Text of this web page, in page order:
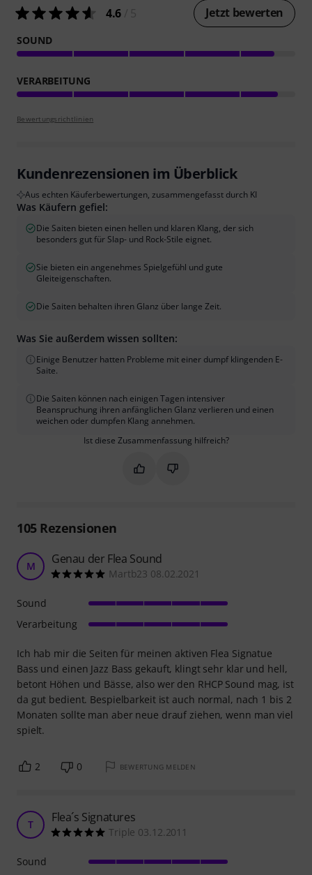
4.6 Jetzt bewerten
SOUND
VERARBEITUNG
Bewertungsrichtlinien
Kundenrezensionen im Überblick
Aus echten Käuferbewertungen, zusammengefasst durch KI
Was Käufern gefiel:
Die Saiten bieten einen hellen und klaren Klang, der sich
besonders gut für Slap- und Rock-Stile eignet.
Sie bieten ein angenehmes Spielgefühl und gute
Gleiteigenschaften.
Die Saiten behalten ihren Glanz über lange Zeit.
Was Sie außerdem wissen sollten:
Einige Benutzer hatten Probleme mit einer dumpf klingenden E-
Saite.
Die Saiten können nach einigen Tagen intensiver
Beanspruchung ihren anfänglichen Glanz verlieren und einen
weichen oder dumpfen Klang annehmen.
Ist diese Zusammenfassung hilfreich?
Markieren Sie diese
Markieren Sie diese
105Rezensionen
M Genau der Flea Sound
Martb23 08.02.2021
Ich hab mir die Seiten für meinen aktiven Flea Signatue
Bass und einen Jazz Bass gekauft, klingt sehr klar und hell,
betont Höhen und Bässe, also wer den RHCP Sound mag, ist
da gut bedient. Bespielbarkeit ist auch normal, nach 1 bis 2
Monaten sollte man aber neue drauf ziehen, wenn man viel
spielt.
Sound
Verarbeitung
2 0 BEWERTUNG MELDEN
T Flea´s Signatures
Triple 03.12.2011
Sound